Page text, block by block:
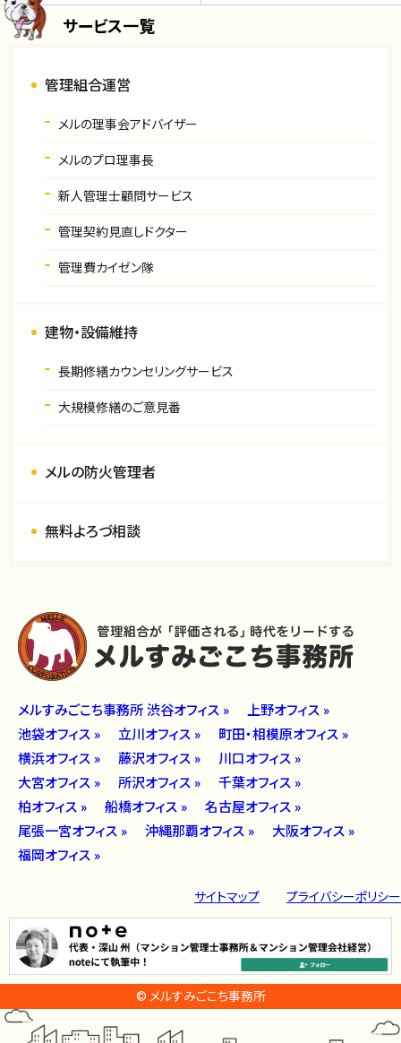
サービス一覧
管理組合運営
メルの理事会アドバイザー
メルのプロ理事長
新人管理士顧問サービス
管理契約見直しドクター
管理費カイゼン隊
建物・設備維持
長期修繕カウンセリングサービス
大規模修繕のご意見番
メルの防火管理者
無料よろづ相談
メルすみごこち事務所 渋谷オフィス »
上野オフィス »
池袋オフィス »
立川オフィス »
町田・相模原オフィス »
横浜オフィス »
藤沢オフィス »
川口オフィス »
大宮オフィス »
所沢オフィス »
千葉オフィス »
柏オフィス »
船橋オフィス »
名古屋オフィス »
尾張一宮オフィス »
沖縄那覇オフィス »
大阪オフィス »
福岡オフィス »
サイトマップ プライバシーポリシー
© メルすみごこち事務所